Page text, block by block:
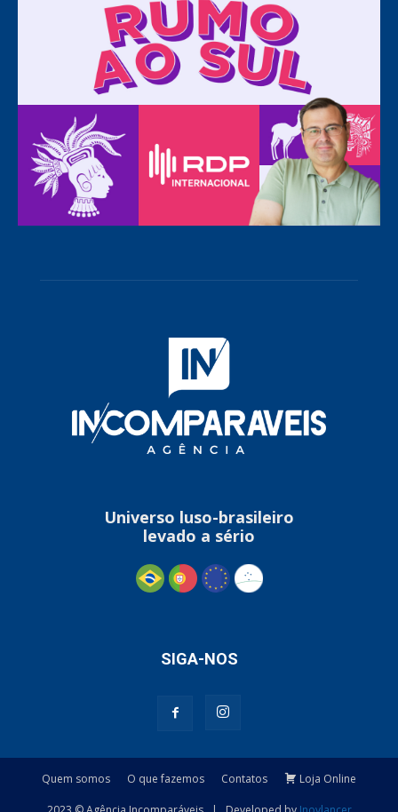
Universo luso-brasileiro
levado a sério
SIGA-NOS
Quem somos O que fazemos Contatos Loja Online